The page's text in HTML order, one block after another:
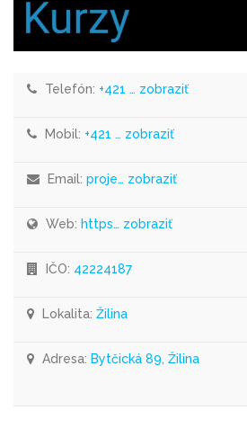
Telefón: +421 … zobraziť
Mobil: +421 … zobraziť
Email: proje… zobraziť
Web: https… zobraziť
IČO: 42224187
Lokalita: Žilina
Adresa: Bytčická 89, Žilina